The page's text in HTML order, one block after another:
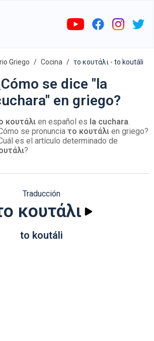
Griego Cocina το κουτάλι - to koutáli
se dice "la
en griego?
κουτάλι en español es la cuchara.
se pronuncia το κουτάλι en griego?
es el artículo determinado de
?
Traducción
κουτάλι
to koutáli